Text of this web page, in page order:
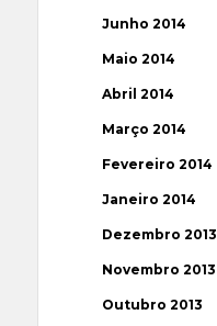
Junho 2014
Maio 2014
Abril 2014
Março 2014
Fevereiro 2014
Janeiro 2014
Dezembro 2013
Novembro 2013
Outubro 2013